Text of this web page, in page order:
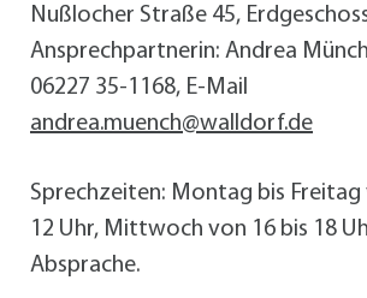
Nußlocher Straße 45,
Ansprechpartnerin: Andrea
06227 35-1168, E-Mail
andrea.muench@walldorf.de
Sprechzeiten: Montag bis Freitag
12 Uhr, Mittwoch von 16 bis 18
Absprache.